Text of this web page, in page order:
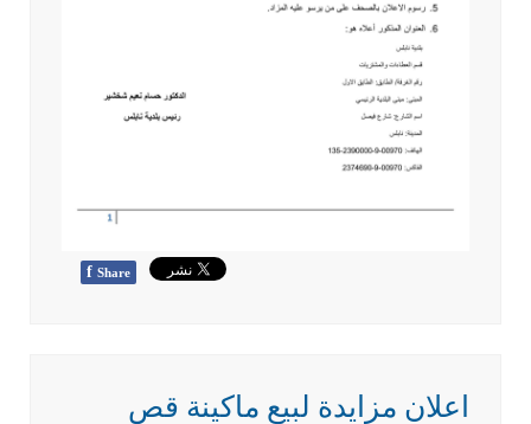
f Share
اعلان مزايدة لبيع ماكينة قص